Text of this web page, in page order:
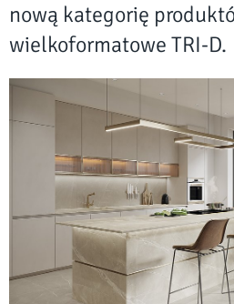
nową kategorię
wielkoformatowe TRI-D.